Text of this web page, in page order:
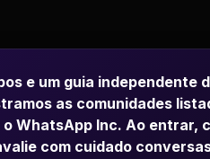
e um guia independente
as comunidades
WhatsApp Inc. Ao entrar,
com cuidado